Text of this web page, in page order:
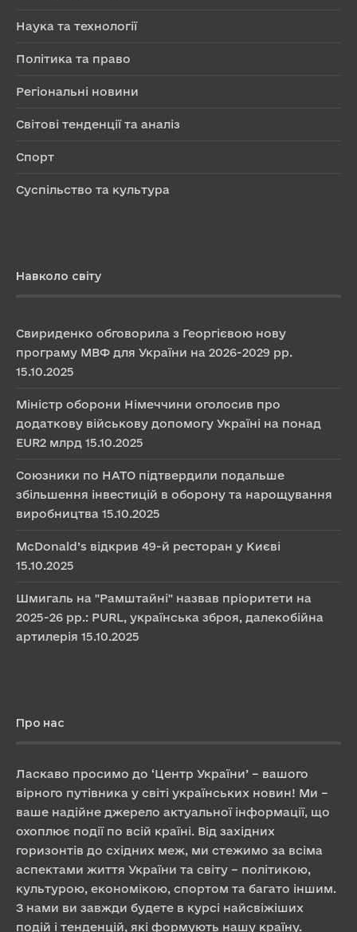
Наука та технології
Політика та право
Регіональні новини
Світові тенденції та аналіз
Спорт
Суспільство та культура
Навколо світу
Свириденко обговорила з Георгієвою нову
програму МВФ для України на 2026-2029 рр.
15.10.2025
Міністр оборони Німеччини оголосив про
додаткову військову допомогу Україні на понад
EUR2 млрд 15.10.2025
Союзники по НАТО підтвердили подальше
збільшення інвестицій в оборону та нарощування
виробництва 15.10.2025
McDonald’s відкрив 49-й ресторан у Києві
15.10.2025
Шмигаль на "Рамштайні" назвав пріоритети на
2025-26 рр.: PURL, українська зброя, далекобійна
артилерія 15.10.2025
Про нас
Ласкаво просимо до ‘Центр України’ – вашого
вірного путівника у світі українських новин! Ми –
ваше надійне джерело актуальної інформації, що
охоплює події по всій країні. Від західних
горизонтів до східних меж, ми стежимо за всіма
аспектами життя України та світу – політикою,
культурою, економікою, спортом та багато іншим.
З нами ви завжди будете в курсі найсвіжіших
подій і тенденцій, які формують нашу країну.